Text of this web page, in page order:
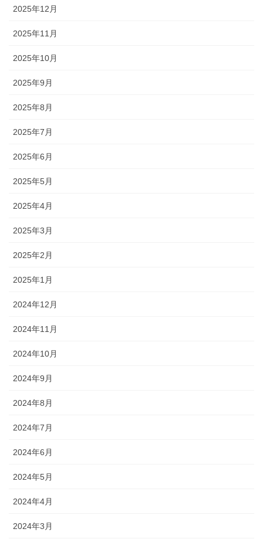
2025年12月
2025年11月
2025年10月
2025年9月
2025年8月
2025年7月
2025年6月
2025年5月
2025年4月
2025年3月
2025年2月
2025年1月
2024年12月
2024年11月
2024年10月
2024年9月
2024年8月
2024年7月
2024年6月
2024年5月
2024年4月
2024年3月